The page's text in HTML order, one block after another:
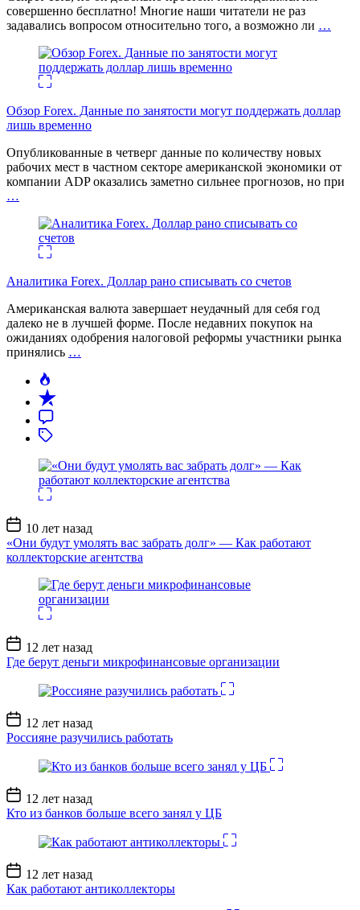
совершенно бесплатно! Многие наши читатели не раз
задавались вопросом относительно того, а возможно ли …
Обзор Forex. Данные по занятости могут поддержать доллар
лишь временно
Опубликованные в четверг данные по количеству новых
рабочих мест в частном секторе американской экономики от
компании ADP оказались заметно сильнее прогнозов, но при
…
Аналитика Forex. Доллар рано списывать со счетов
Американская валюта завершает неудачный для себя год
далеко не в лучшей форме. После недавних покупок на
ожиданиях одобрения налоговой реформы участники рынка
принялись …
Дата
записи
10 лет назад
«Они будут умолять вас забрать долг» — Как работают
коллекторские агентства
Дата
записи
12 лет назад
Где берут деньги микрофинансовые организации
Дата
записи
12 лет назад
Россияне разучились работать
Дата
записи
12 лет назад
Кто из банков больше всего занял у ЦБ
Дата
записи
12 лет назад
Как работают антиколлекторы